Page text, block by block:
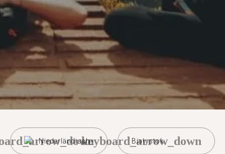
Niederländisch Białystok
keyboard_arrow_down